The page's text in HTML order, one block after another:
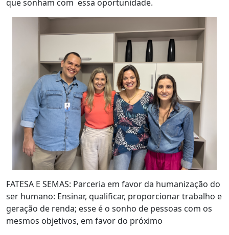
que sonham com essa oportunidade.
FATESA E SEMAS: Parceria em favor da humanização do
ser humano: Ensinar, qualificar, proporcionar trabalho e
geração de renda; esse é o sonho de pessoas com os
mesmos objetivos, em favor do próximo